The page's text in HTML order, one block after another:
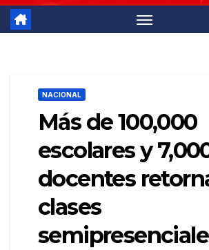
NACIONAL
Más de 100,000
escolares y
docentes
clases